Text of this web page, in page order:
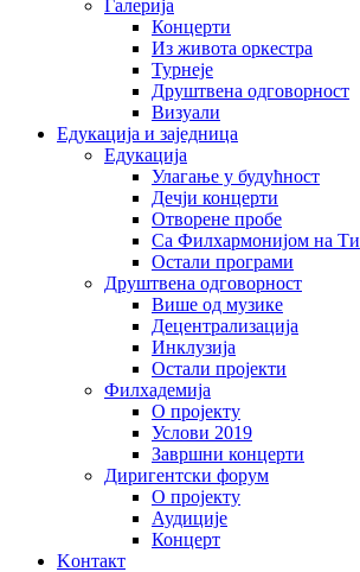
Галерија
Концерти
Из живота оркестра
Турнеје
Друштвена одговорност
Визуали
Едукација и заједница
Едукација
Улагање у будућност
Дечји концерти
Отворене пробе
Са Филхармонијом на Ти
Остали програми
Друштвена одговорност
Више од музике
Децентрализација
Инклузија
Остали пројекти
Филхадемија
О пројекту
Услови 2019
Завршни концерти
Диригентски форум
О пројекту
Аудиције
Концерт
Kонтакт